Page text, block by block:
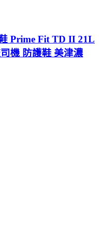
Prime Fit TD II 21L
機 防護鞋 美津濃